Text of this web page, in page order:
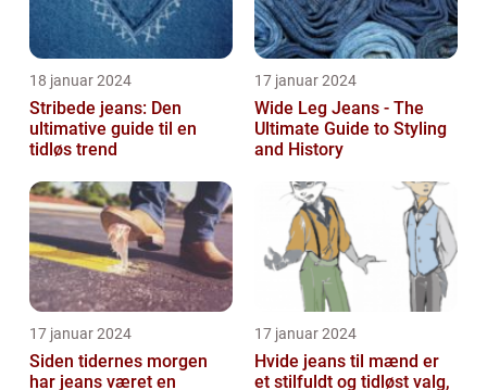
18 januar 2024
Stribede jeans: Den
ultimative guide til en
tidløs trend
17 januar 2024
Wide Leg Jeans - The
Ultimate Guide to Styling
and History
17 januar 2024
Siden tidernes morgen
har jeans været en
17 januar 2024
Hvide jeans til mænd er
et stilfuldt og tidløst valg,